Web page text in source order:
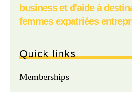
business et d'aide à
femmes expatriées
Quick links
Memberships